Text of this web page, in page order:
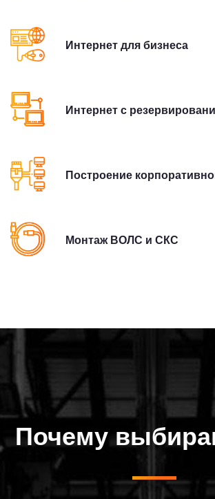
Интернет для бизнеса
Интернет с
Построение
Монтаж ВОЛС и СКС
Почему